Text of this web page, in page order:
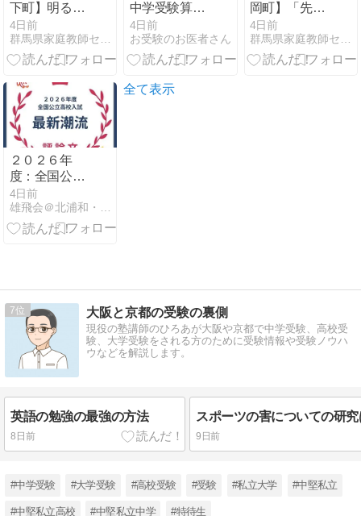
下町】明るい
中2女子♪ 定期
テスト対策を
一緒に頑張っ
生募集！
4日前
中学受験算数
で方程式を使
わないのはな
ぜ【マシュマ
4日前
お受験のお医者さん
岡町】「先生
となら頑張れ
る！」そんな
関係を築いて
4日前
２０２６年
度：全国公立
高校入試・評
論文の最新潮
流
4日前
全て表示
7 大阪と京都の受験の裏側
現役の塾講師のひろあが大阪や京都で中学受験、高校受
験、大学受験をされる方のために受験情報や受験ノウハ
ウなどを解説します。
英語の勉強の最強の方法
8日前 9日前
#中学受験 #大学受験 #高校受験 #受験 #私立大学 #中堅私立
#中堅私立高校 #中堅私立中学 #特待生